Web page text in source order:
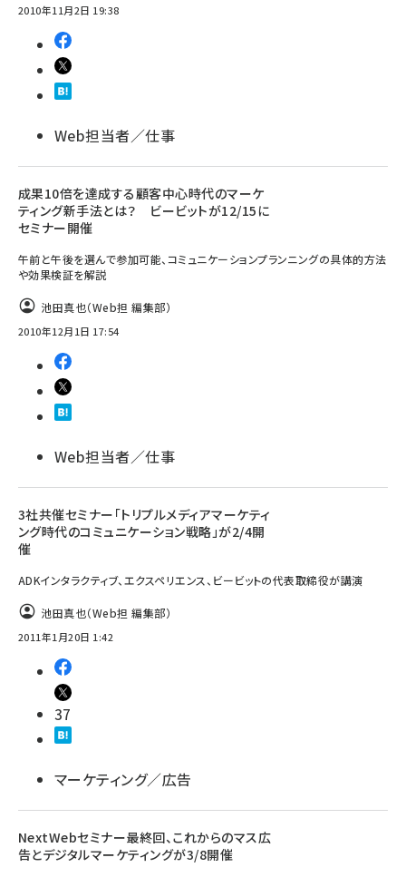
2010年11月2日 19:38
Web担当者／仕事
成果10倍を達成する顧客中心時代のマーケ
ティング新手法とは？ ビービットが12/15に
セミナー開催
午前と午後を選んで参加可能、コミュニケーションプランニングの具体的方法
や効果検証を解説
池田真也（Web担 編集部）
2010年12月1日 17:54
Web担当者／仕事
3社共催セミナー「トリプルメディアマーケティ
ング時代のコミュニケーション戦略」が2/4開
催
ADKインタラクティブ、エクスペリエンス、ビービットの代表取締役が講演
池田真也（Web担 編集部）
2011年1月20日 1:42
37
マーケティング／広告
NextWebセミナー最終回、これからのマス広
告とデジタルマーケティングが3/8開催